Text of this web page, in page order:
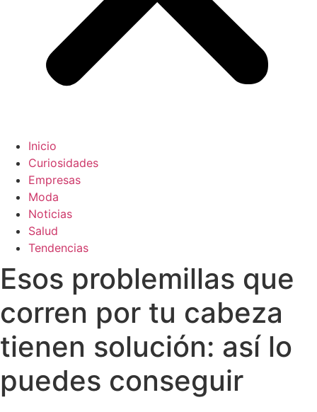
Inicio
Curiosidades
Empresas
Moda
Noticias
Salud
Tendencias
Esos problemillas que
corren por tu cabeza
tienen solución: así lo
puedes conseguir